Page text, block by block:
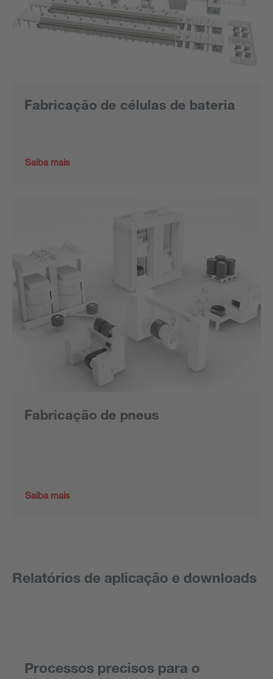
Fabricação de células de bateria
Saiba mais
Fabricação de pneus
Saiba mais
Relatórios de aplicação e downloads
Processos precisos para o